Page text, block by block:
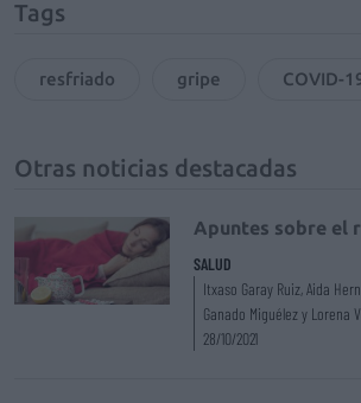
Tags
resfriado gripe COVID-
Otras noticias destacadas
Apuntes sobre el
SALUD
Itxaso Garay Ruiz, Aida
Ganado Miguélez y Lorena
28/10/2021